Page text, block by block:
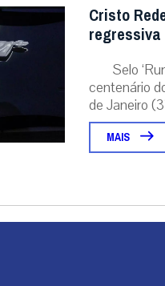
Cristo
Selo
centenário
de Janeiro
MAIS